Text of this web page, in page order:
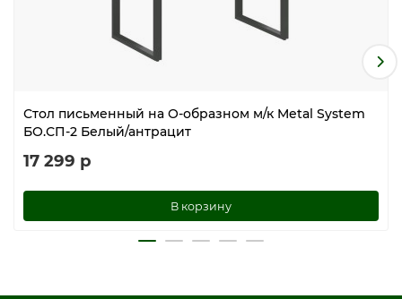
Стол письменный на О-образном м/к Metal System
БО.СП-2 Белый/антрацит
17 299 р
В корзину